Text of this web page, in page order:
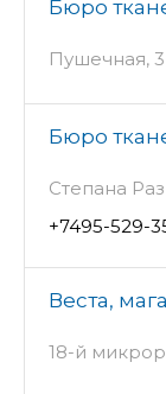
Бюро
Пушечная,
Бюро
Степана
+7495-529-
Веста,
18-й